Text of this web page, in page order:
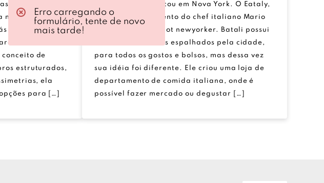
em Londres é a
num passeio
está repleta de
e com estilo
conceito de
estruturados,
ela
para […]
A Itália desembarcou em Nova York. O Eataly,
novo empreendimento do chef italiano Mario
Batali, virou hot spot newyorker. Batali possui
vários restaurantes espalhados pela cidade,
para todos os gostos e bolsos, mas dessa vez
sua idéia foi diferente. Ele criou uma loja de
departamento de comida italiana, onde é
possível fazer mercado ou degustar […]
Erro carregando o
formulário, tente de novo
mais tarde!